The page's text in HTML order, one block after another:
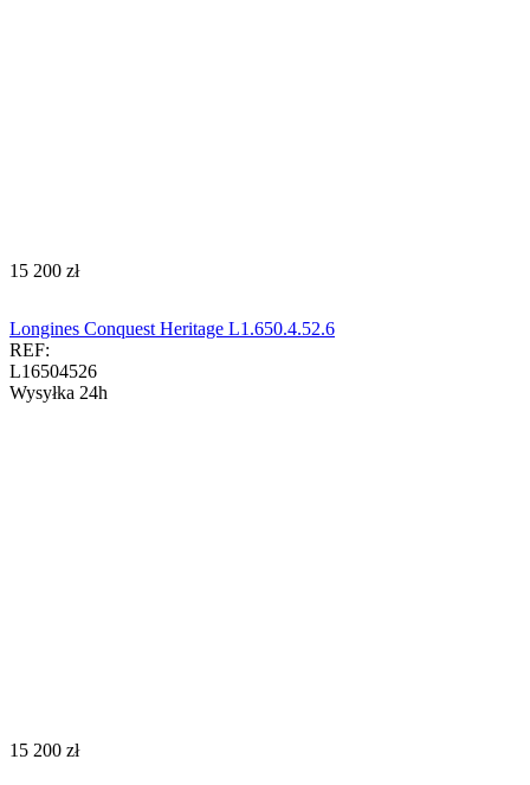
‍15 200‍ zł
Longines Conquest Heritage L1.650.4.52.6
REF:
L16504526
Wysyłka 24h
‍15 200‍ zł